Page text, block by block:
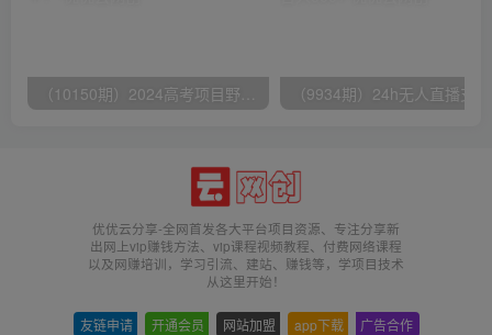
（10150期）2024高考项目野路子玩法，无限裂变，最高一天1W＋！
优优云分享-全网首发各大平台项目资源、专注分享新
出网上vip赚钱方法、vip课程视频教程、付费网络课程
以及网赚培训，学习引流、建站、赚钱等，学项目技术
从这里开始！
友链申请 开通会员 网站加盟 app下载 广告合作